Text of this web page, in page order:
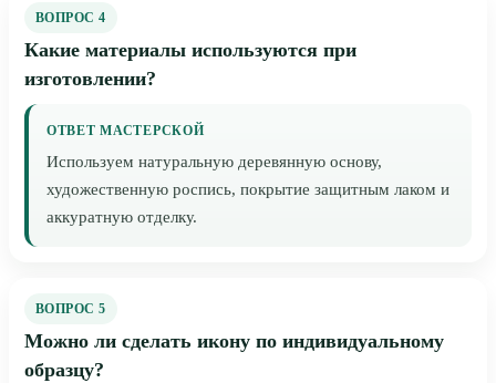
ВОПРОС 4
Какие материалы используются при
изготовлении?
ОТВЕТ МАСТЕРСКОЙ
Используем натуральную деревянную основу,
художественную роспись, покрытие защитным лаком и
аккуратную отделку.
ВОПРОС 5
Можно ли сделать икону по индивидуальному
образцу?